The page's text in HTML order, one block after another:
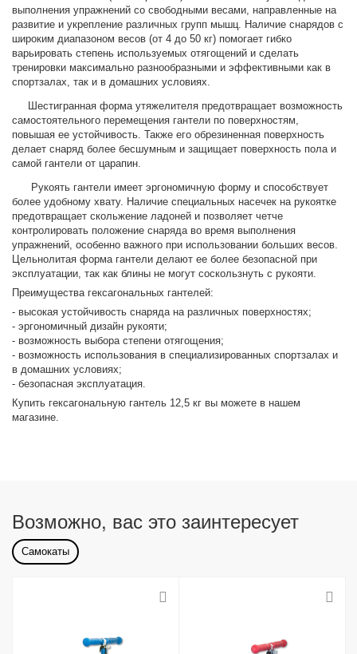
выполнения упражнений со свободными весами, направленные на
развитие и укрепление различных групп мышц. Наличие снарядов с
широким диапазоном весов (от 4 до 50 кг) помогает гибко
варьировать степень используемых отягощений и сделать
тренировки максимально разнообразными и эффективными как в
спортзалах, так и в домашних условиях.
Шестигранная форма утяжелителя предотвращает возможность
самостоятельного перемещения гантели по поверхностям,
повышая ее устойчивость. Также его обрезиненная поверхность
делает снаряд более бесшумным и защищает поверхность пола и
самой гантели от царапин.
Рукоять гантели имеет эргономичную форму и способствует
более удобному хвату. Наличие специальных насечек на рукоятке
предотвращает скольжение ладоней и позволяет четче
контролировать положение снаряда во время выполнения
упражнений, особенно важного при использовании больших весов.
Цельнолитая форма гантели делают ее более безопасной при
эксплуатации, так как блины не могут соскользнуть с рукояти.
Преимущества гексагональных гантелей:
- высокая устойчивость снаряда на различных поверхностях;
- эргономичный дизайн рукояти;
- возможность выбора степени отягощения;
- возможность использования в специализированных спортзалах и
в домашних условиях;
- безопасная эксплуатация.
Купить гексагональную гантель 12,5 кг вы можете в нашем
магазине.
Возможно, вас это заинтересует
Самокаты